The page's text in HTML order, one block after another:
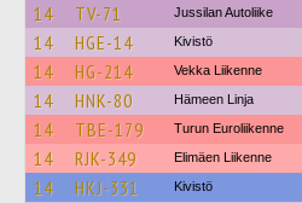
14 TV-71 Jussilan Autoliike
14 HGE-14 Kivistö
14 HG-214 Vekka Liikenne
14 HNK-80 Hämeen Linja
14 TBE-179 Turun Euroliikenne
14 RJK-349 Elimäen Liikenne
14 HKJ-331 Kivistö